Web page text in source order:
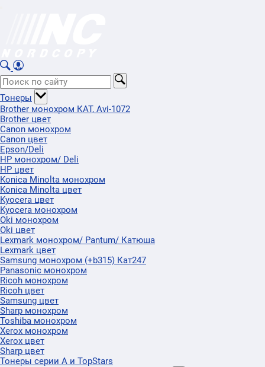
Тонеры
Brother монохром КАТ, Avi-1072
Brother цвет
Canon монохром
Canon цвет
Epson/Deli
HP монохром/ Deli
HP цвет
Konica Minolta монохром
Konica Minolta цвет
Kyocera цвет
Kyocera монохром
Oki монохром
Oki цвет
Lexmark монохром/ Pantum/ Катюша
Lexmark цвет
Samsung монохром (+b315) Кат247
Panasonic монохром
Ricoh монохром
Ricoh цвет
Samsung цвет
Sharp монохром
Toshiba монохром
Xerox монохром
Xerox цвет
Sharp цвет
Тонеры серии А и TopStars